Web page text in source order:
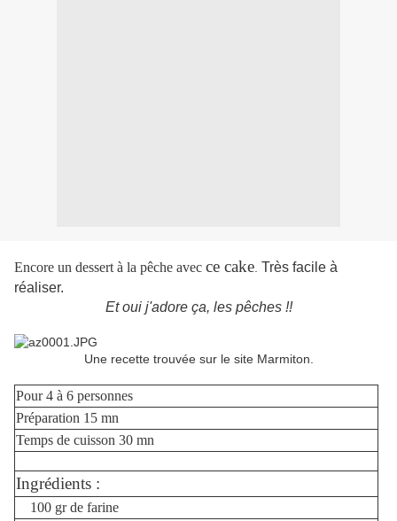
Encore un dessert à la pêche avec ce cake Très facile à
réaliser.
Et oui j'adore ça, les pêches !!
Une recette trouvée sur le site Marmiton.
Pour 4 à 6 personnes
Préparation 15 mn
Temps de cuisson 30 mn
Ingrédients :
100 gr de farine